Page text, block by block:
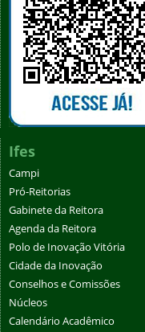
Ifes
Campi
Pró-Reitorias
Gabinete da Reitora
Agenda da Reitora
Polo de Inovação Vitória
Cidade da Inovação
Conselhos e Comissões
Núcleos
Calendário Acadêmico